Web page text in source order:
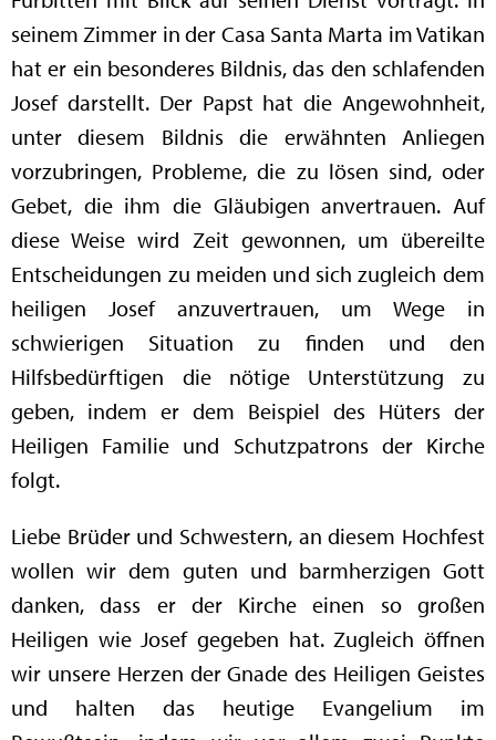
seinem Zimmer in der Casa Santa Marta im Vatikan
hat er ein besonderes Bildnis, das den schlafenden
Josef darstellt. Der Papst hat die Angewohnheit,
unter diesem Bildnis die erwähnten Anliegen
vorzubringen, Probleme, die zu lösen sind, oder
Gebet, die ihm die Gläubigen anvertrauen. Auf
diese Weise wird Zeit gewonnen, um übereilte
Entscheidungen zu meiden und sich zugleich dem
heiligen Josef anzuvertrauen, um Wege in
schwierigen Situation zu finden und den
Hilfsbedürftigen die nötige Unterstützung zu
geben, indem er dem Beispiel des Hüters der
Heiligen Familie und Schutzpatrons der Kirche
folgt.
Liebe Brüder und Schwestern, an diesem Hochfest
wollen wir dem guten und barmherzigen Gott
danken, dass er der Kirche einen so großen
Heiligen wie Josef gegeben hat. Zugleich öffnen
wir unsere Herzen der Gnade des Heiligen Geistes
und halten das heutige Evangelium im